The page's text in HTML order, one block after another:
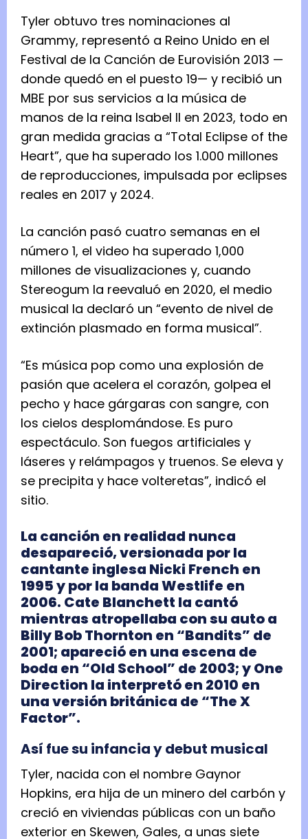
Tyler obtuvo tres nominaciones al
Grammy, representó a Reino Unido en el
Festival de la Canción de Eurovisión 2013 —
donde quedó en el puesto 19— y recibió un
MBE por sus servicios a la música de
manos de la reina Isabel II en 2023, todo en
gran medida gracias a “Total Eclipse of the
Heart”, que ha superado los 1.000 millones
de reproducciones, impulsada por eclipses
reales en 2017 y 2024.
La canción pasó cuatro semanas en el
número 1, el video ha superado 1,000
millones de visualizaciones y, cuando
Stereogum la reevaluó en 2020, el medio
musical la declaró un “evento de nivel de
extinción plasmado en forma musical”.
“Es música pop como una explosión de
pasión que acelera el corazón, golpea el
pecho y hace gárgaras con sangre, con
los cielos desplomándose. Es puro
espectáculo. Son fuegos artificiales y
láseres y relámpagos y truenos. Se eleva y
se precipita y hace volteretas”, indicó el
sitio.
La canción en realidad nunca
desapareció, versionada por la
cantante inglesa Nicki French en
1995 y por la banda Westlife en
2006. Cate Blanchett la cantó
mientras atropellaba con su auto a
Billy Bob Thornton en “Bandits” de
2001; apareció en una escena de
boda en “Old School” de 2003; y One
Direction la interpretó en 2010 en
una versión británica de “The X
Factor”.
Así fue su infancia y debut musical
Tyler, nacida con el nombre Gaynor
Hopkins, era hija de un minero del carbón y
creció en viviendas públicas con un baño
exterior en Skewen, Gales, a unas siete